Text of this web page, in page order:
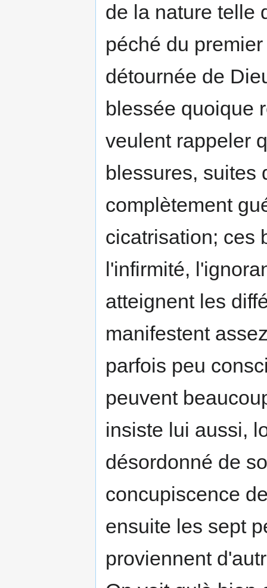
de la nature telle
péché du
détournée de
blessée quoique
veulent rappeler
bles­sures, suites
complètement
cicatrisation; ces
l'infirmité,
atteignent les
manifestent
parfois peu
peuvent
insiste lui aussi,
désordonné de
concupiscence
ensuite les sept
proviennent